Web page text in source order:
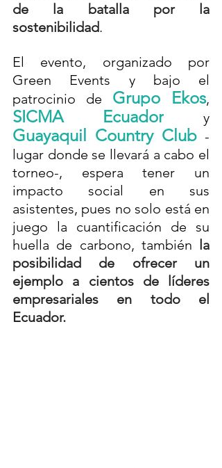
de la batalla por la
sostenibilidad.
El evento, organizado por
Green Events y bajo el
patrocinio de
Grupo Ekos
SICMA Ecuador
Guayaquil Country Club -
lugar donde se llevará a cabo el
torneo-, espera tener un
impacto social en sus
asistentes, pues no solo está en
juego la cuantificación de su
huella de carbono, también la
posibilidad de ofrecer un
ejemplo a cientos de líderes
empresariales en todo el
Ecuador.